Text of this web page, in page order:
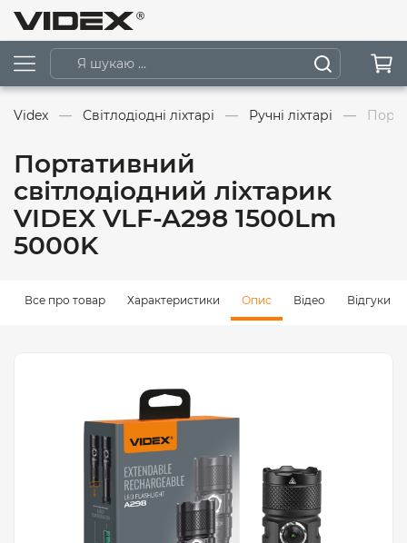
Videx Світлодіодні ліхтарі Ручні ліхтарі
Портативний
світлодіодний ліхтарик
VIDEX VLF-A298 1500Lm
5000K
Все про товар Характеристики Опис Відео Відгуки (0)